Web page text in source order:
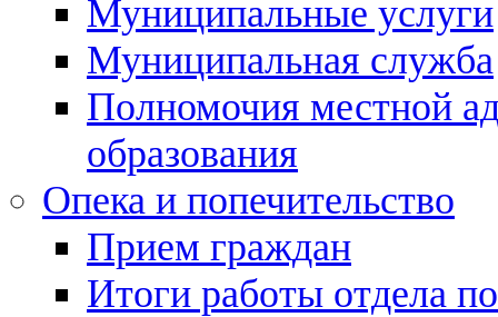
Муниципальные услуги
Муниципальная служба
Полномочия местной
образования
Опека и попечительство
Прием граждан
Итоги работы отдела